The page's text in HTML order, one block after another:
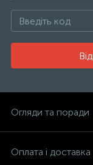
Огляди та поради
Оплата і доставка